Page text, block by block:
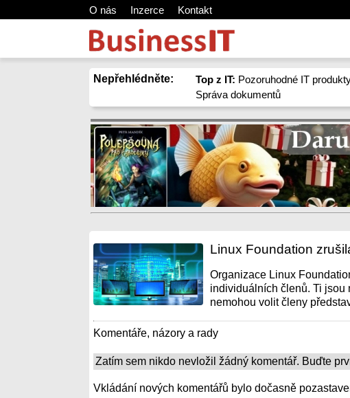
O nás Inzerce Kontakt
Nepřehlédněte: Top z IT: Pozoruhodné IT
Správa dokumentů
Linux Foundation
Organizace Linux
individuálních členů. Ti jsou
nemohou volit členy
Komentáře, názory a rady
Zatím sem nikdo nevložil žádný komentář. Buďte
Vkládání nových komentářů bylo dočasně